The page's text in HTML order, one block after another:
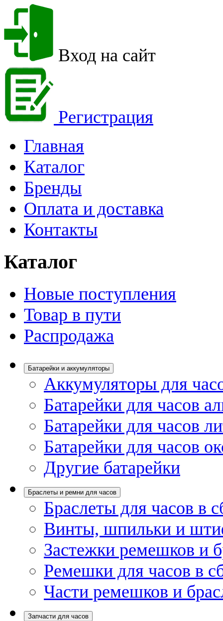
Вход на сайт
Регистрация
Главная
Каталог
Бренды
Оплата и доставка
Контакты
Каталог
Новые поступления
Товар в пути
Распродажа
Батарейки и аккумуляторы
Аккумуляторы для
Батарейки для часов
Батарейки для часов
Батарейки для часов
Другие батарейки
Браслеты и ремни для часов
Браслеты для часов в
Винты, шпильки и
Застежки ремешков и
Ремешки для часов в
Части ремешков и
Запчасти для часов